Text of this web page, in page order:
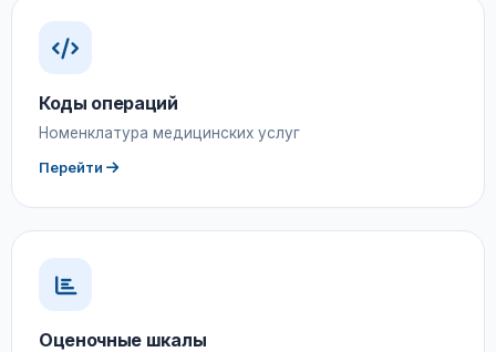
Коды операций
Номенклатура медицинских услуг
Перейти
Оценочные шкалы